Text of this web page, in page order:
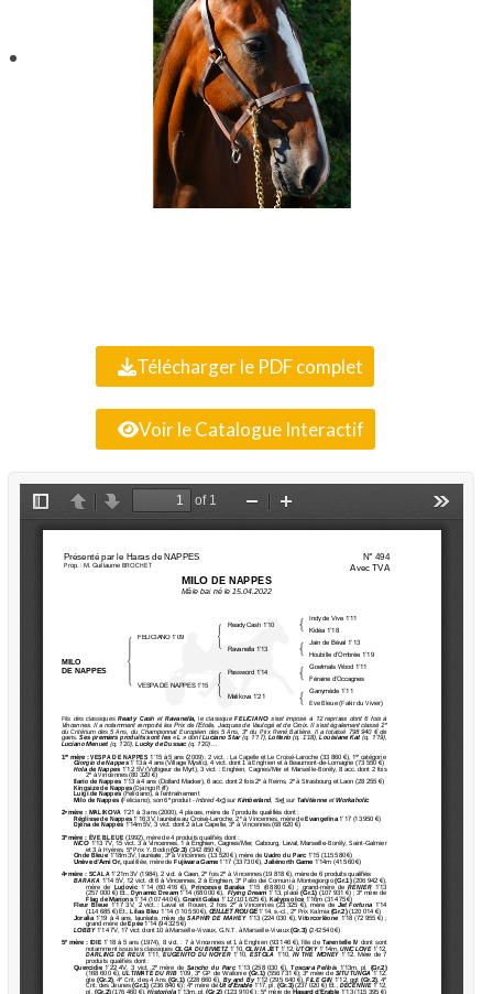
Télécharger le PDF complet
Voir le Catalogue Interactif